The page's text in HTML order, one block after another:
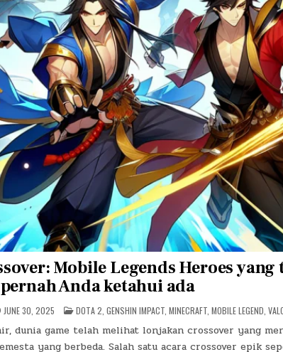
Mobile Legends Heroes
pernah Anda ketahui ada
JUNE 30, 2025 POSTED
IN
DOTA 2 ,GENSHIN IMPACT ,MINECRAFT ,MOBILE LEGEND ,
dunia game telah melihat lonjakan crossover yang
yang berbeda. Salah satu acara crossover epik